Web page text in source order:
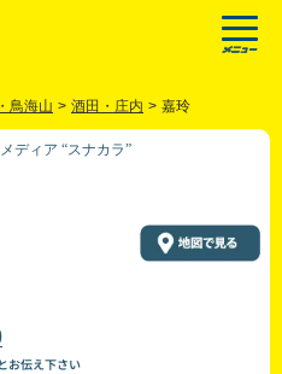
鳥海山 > 酒田・庄内 > 嘉玲
ディア “スナカラ”
お伝え下さい